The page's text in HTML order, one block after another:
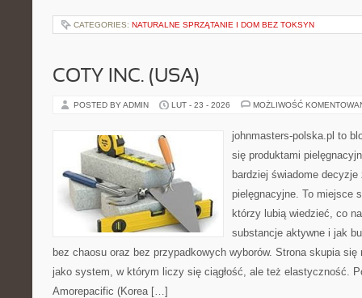
CATEGORIES: NATURALNE SPRZĄTANIE I DOM BEZ TOKSYN
COTY INC. (USA)
POSTED BY ADMIN LUT - 23 - 2026 MOŻLIWOŚĆ
johnmasters-polska.pl to
się produktami
bardziej świadome decyzje
pielęgnacyjne. To miejsce
którzy lubią wiedzieć, co
substancje aktywne i jak
bez chaosu oraz bez przypadkowych wyborów. Strona skupia się
jako system, w którym liczy się ciągłość, ale też elastyczność.
Amorepacific (Korea […]